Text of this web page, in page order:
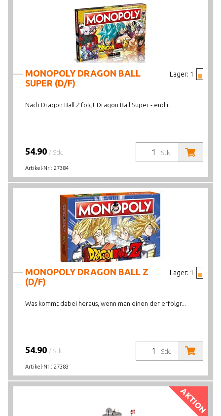
Lager: 1
MONOPOLY DRAGON BALL
SUPER (D/F)
Nach Dragon Ball Z folgt Dragon Ball Super - endli...
Stk.
54.90 / Stk.
Artikel-Nr.: 27384
Lager: 1
MONOPOLY DRAGON BALL Z
(D/F)
Was kommt dabei heraus, wenn man einen der erfolgr...
Stk.
54.90 / Stk.
Artikel-Nr.: 27383
AKTION